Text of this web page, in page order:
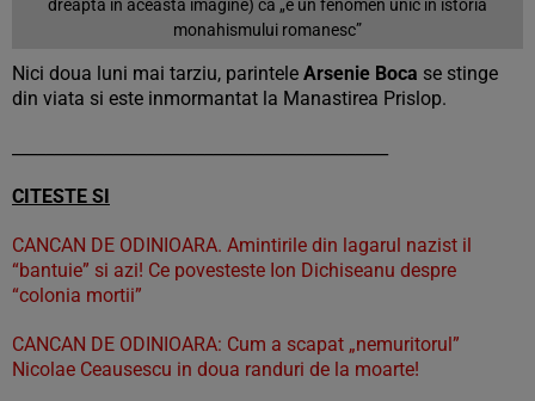
dreapta in aceasta imagine) ca „e un fenomen unic in istoria
monahismului romanesc”
Nici doua luni mai tarziu, parintele Arsenie Boca se stinge
din viata si este inmormantat la Manastirea Prislop.
CITESTE SI
CANCAN DE ODINIOARA. Amintirile din lagarul nazist il
“bantuie” si azi! Ce povesteste Ion Dichiseanu despre
“colonia mortii”
CANCAN DE ODINIOARA: Cum a scapat „nemuritorul”
Nicolae Ceausescu in doua randuri de la moarte!